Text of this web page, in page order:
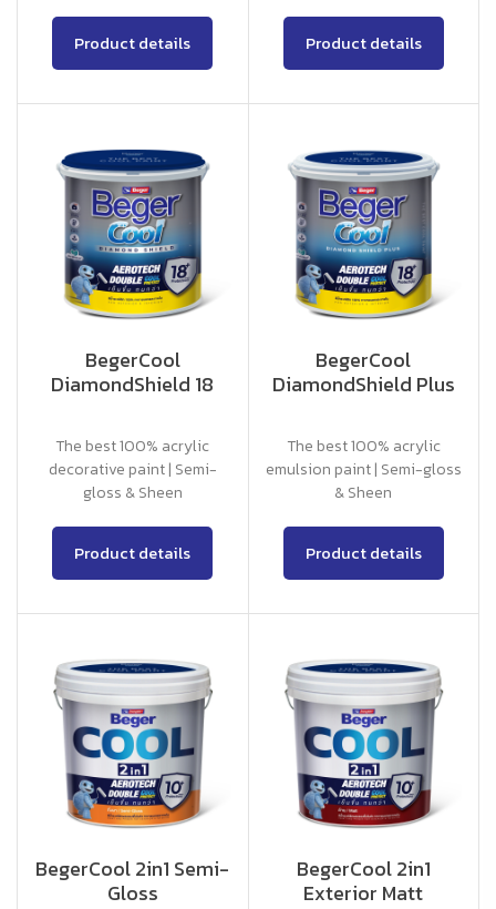
Product details Product details
BegerCool
DiamondShield 18
The best 100% acrylic
decorative paint | Semi-
gloss & Sheen
Product details
BegerCool
DiamondShield Plus
The best 100% acrylic
emulsion paint | Semi-gloss
& Sheen
Product details
BegerCool 2in1 Semi-
Gloss
BegerCool 2in1
Exterior Matt